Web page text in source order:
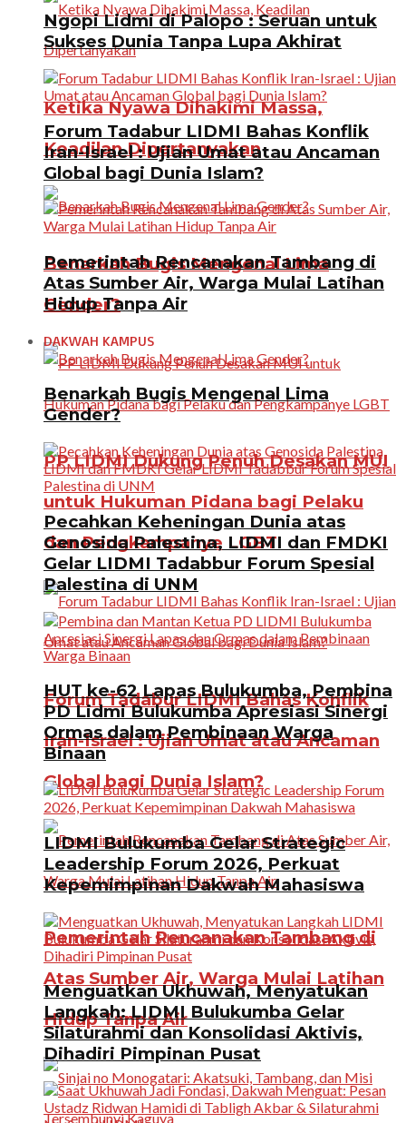
Ketika Nyawa Dihakimi Massa,
Keadilan Dipertanyakan
Benarkah Bugis Mengenal Lima
Gender?
PP LIDMI Dukung Penuh Desakan MUI
untuk Hukuman Pidana bagi Pelaku
dan Pengkampanye LGBT
Forum Tadabur LIDMI Bahas Konflik
Iran-Israel : Ujian Umat atau Ancaman
Global bagi Dunia Islam?
Pemerintah Rencanakan Tambang di
Atas Sumber Air, Warga Mulai Latihan
Hidup Tanpa Air
Ngopi Lidmi di Palopo : Seruan untuk
Sukses Dunia Tanpa Lupa Akhirat
Forum Tadabur LIDMI Bahas Konflik
Iran-Israel : Ujian Umat atau Ancaman
Global bagi Dunia Islam?
Pemerintah Rencanakan Tambang di
Atas Sumber Air, Warga Mulai Latihan
Hidup Tanpa Air
DAKWAH KAMPUS
Benarkah Bugis Mengenal Lima
Gender?
Pecahkan Keheningan Dunia atas
Genosida Palestina, LIDMI dan FMDKI
Gelar LIDMI Tadabbur Forum Spesial
Palestina di UNM
HUT ke-62 Lapas Bulukumba, Pembina
PD Lidmi Bulukumba Apresiasi Sinergi
Ormas dalam Pembinaan Warga
Binaan
LIDMI Bulukumba Gelar Strategic
Leadership Forum 2026, Perkuat
Kepemimpinan Dakwah Mahasiswa
Menguatkan Ukhuwah, Menyatukan
Langkah: LIDMI Bulukumba Gelar
Silaturahmi dan Konsolidasi Aktivis,
Dihadiri Pimpinan Pusat